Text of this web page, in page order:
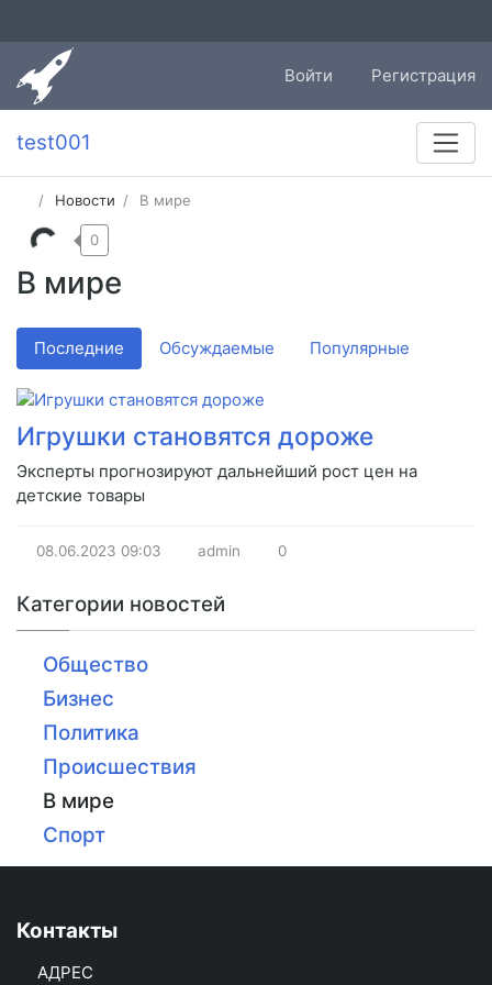
Войти Регистрация
test001
Новости В мире
В мире
0
Последние Обсуждаемые Популярные
Игрушки становятся дороже
Эксперты прогнозируют дальнейший рост цен на
детские товары
08.06.2023 09:03 admin 0
Категории новостей
Общество
Бизнес
Политика
Происшествия
В мире
Спорт
Контакты
АДРЕС